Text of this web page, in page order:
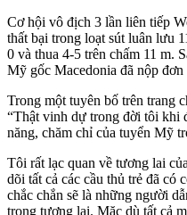
Cơ hội vô địch 3 lần liên tiếp
thất bại trong loạt sút luân lưu
0 và thua 4-5 trên chấm 11 m.
Mỹ gốc Macedonia đã nộp
Trong một tuyên bố trên trang
“Thật vinh dự trong đời tôi khi
năng, chăm chỉ của tuyển Mỹ
Tôi rất lạc quan về tương lai
dõi tất cả các cầu thủ trẻ đã có
chắc chắn sẽ là những người
trong tương lai. Mặc dù tất cả